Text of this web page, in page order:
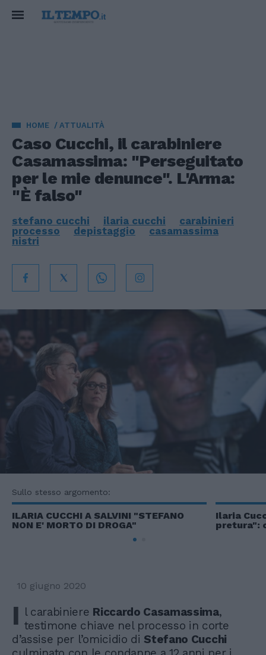
HOME ATTUALITÀ
Caso Cucchi, il carabiniere
Casamassima: "Perseguitato
per le mie denunce". L'Arma:
"È falso"
stefano cucchi ilaria cucchi
carabinieri
processo
depistaggio
casamassima
nistri
Sullo stesso argomento:
ILARIA CUCCHI A SALVINI "STEFANO
NON E' MORTO DI DROGA"
Ilaria
pretura":
10 giugno 2020
I l carabiniere Riccardo Casamassima,
testimone chiave nel processo in corte
d’assise per l’omicidio di Stefano Cucchi